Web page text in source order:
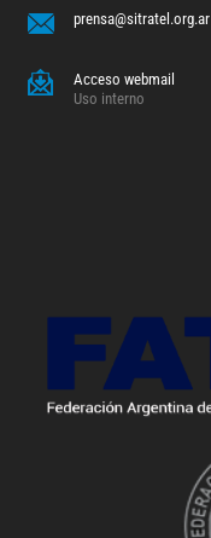
prensa@sitratel.org.ar
Acceso webmail
Uso interno